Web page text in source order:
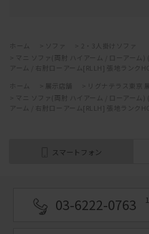
ホーム ソファ
2・3人掛けソファ
マニ ソファ(両肘 ハイアーム / ローアーム
アーム / 右肘ローアーム[RLLH] 張地ランク
ホーム
展示店舗
リグナテラス東京
マニ ソファ(両肘 ハイアーム / ローアーム
アーム / 右肘ローアーム[RLLH] 張地ランク
スマートフォン
03-6222-0763